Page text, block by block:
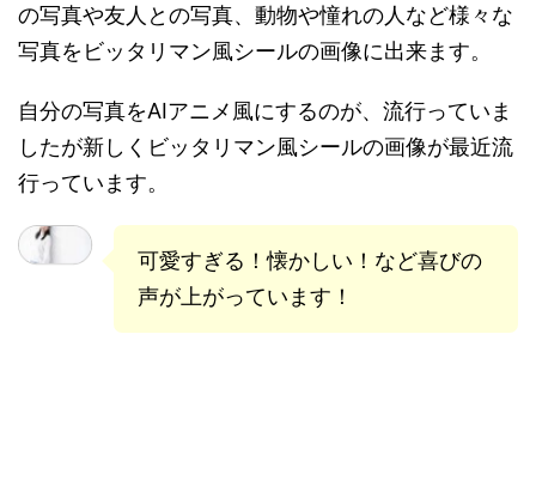
の写真や友人との写真、動物や憧れの人など様々な
写真をビッタリマン風シールの画像に出来ます。
自分の写真をAIアニメ風にするのが、流行っていま
したが新しくビッタリマン風シールの画像が最近流
行っています。
可愛すぎる！懐かしい！など喜びの
声が上がっています！